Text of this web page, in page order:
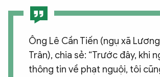
Ông Lê Cần Tiến (ngụ xã
Trân), chia sẻ: “Trước đây, khi
thông tin về phạt nguội, tôi